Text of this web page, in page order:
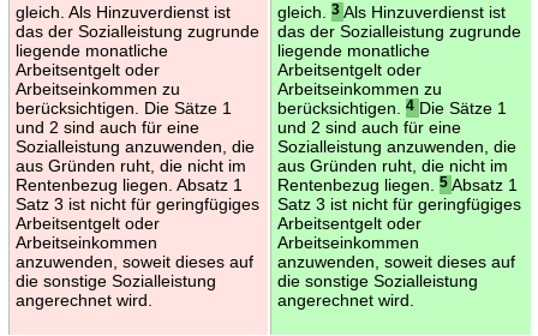
gleich. Als Hinzuverdienst ist
das der Sozialleistung zugrunde
liegende monatliche
Arbeitsentgelt oder
Arbeitseinkommen zu
berücksichtigen. Die Sätze 1
und 2 sind auch für eine
Sozialleistung anzuwenden, die
aus Gründen ruht, die nicht im
Rentenbezug liegen. Absatz 1
Satz 3 ist nicht für geringfügiges
Arbeitsentgelt oder
Arbeitseinkommen
anzuwenden, soweit dieses auf
die sonstige Sozialleistung
angerechnet wird.
gleich. 3 Als Hinzuverdienst ist
das der Sozialleistung zugrunde
liegende monatliche
Arbeitsentgelt oder
Arbeitseinkommen zu
berücksichtigen.
4 Die Sätze 1
und 2 sind auch für eine
Sozialleistung anzuwenden, die
aus Gründen ruht, die nicht im
Rentenbezug liegen.
5 Absatz 1
Satz 3 ist nicht für geringfügiges
Arbeitsentgelt oder
Arbeitseinkommen
anzuwenden, soweit dieses auf
die sonstige Sozialleistung
angerechnet wird.